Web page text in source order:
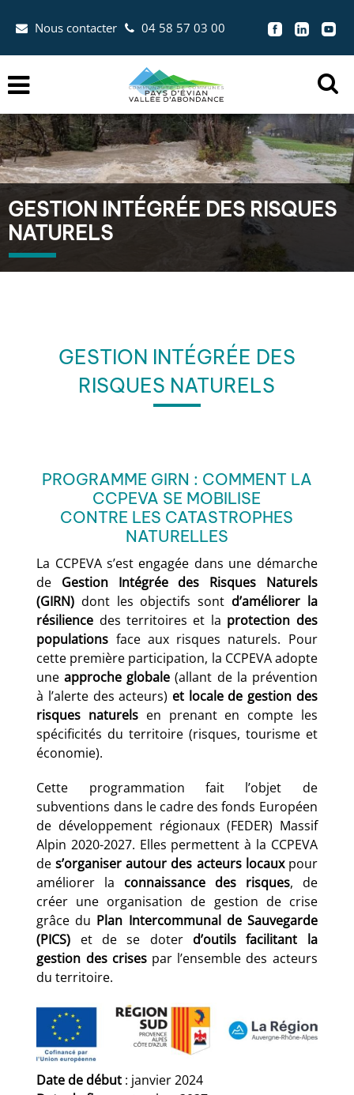
Aller à la recherche
Nous contacter 04 58 57 03 00
 
la
de
GESTION INTÉGRÉE DES RISQUES
NATURELS
GESTION INTÉGRÉE DES
RISQUES NATURELS
PROGRAMME GIRN : COMMENT LA
CCPEVA SE MOBILISE
CONTRE LES CATASTROPHES
NATURELLES
La CCPEVA s’est engagée dans une démarche
de Gestion Intégrée des Risques Naturels
(GIRN) dont les objectifs sont d’améliorer la
résilience des territoires et la protection des
populations face aux risques naturels. Pour
cette première participation, la CCPEVA adopte
uneapproche globale (allant de la prévention
à l’alerte des acteurs) et locale de gestion des
risques naturels en prenant en compte les
spécificités du territoire (risques, tourisme et
économie).
Cette programmation fait l’objet de
subventions dans le cadre des fonds Européen
de développement régionaux (FEDER) Massif
Alpin 2020-2027. Elles permettent à la CCPEVA
des’organiser autour des acteurs locauxpour
améliorer la connaissance des risques, de
créer une organisation de gestion de crise
grâce du Plan Intercommunal de Sauvegarde
(PICS) et de se doter d’outils facilitant la
gestion des crisespar l’ensemble des acteurs
du territoire.
Date de début : janvier 2024